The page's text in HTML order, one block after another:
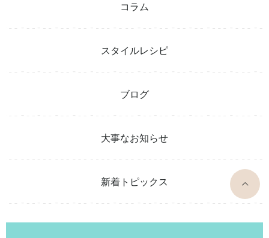
コラム
スタイルレシピ
ブログ
大事なお知らせ
新着トピックス top